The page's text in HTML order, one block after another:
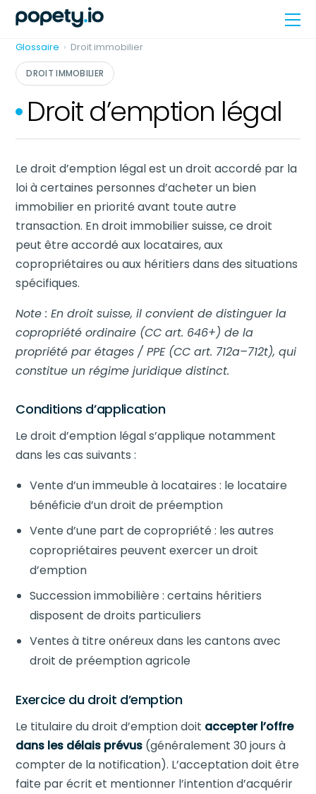
Skip
content
Glossaire › Droit immobilier
DROIT IMMOBILIER
Droit d’emption légal
Le droit d’emption légal est un droit accordé par la
loi à certaines personnes d’acheter un bien
immobilier en priorité avant toute autre
transaction. En droit immobilier suisse, ce droit
peut être accordé aux locataires, aux
copropriétaires ou aux héritiers dans des situations
spécifiques.
Note : En droit suisse, il convient de distinguer la
copropriété ordinaire (CC art. 646+) de la
propriété par étages / PPE (CC art. 712a–712t), qui
constitue un régime juridique distinct.
Conditions d’application
Le droit d’emption légal s’applique notamment
dans les cas suivants :
Vente d’un immeuble à locataires : le locataire
bénéficie d’un droit de préemption
Vente d’une part de copropriété : les autres
copropriétaires peuvent exercer un droit
d’emption
Succession immobilière : certains héritiers
disposent de droits particuliers
Ventes à titre onéreux dans les cantons avec
droit de préemption agricole
Exercice du droit d’emption
Le titulaire du droit d’emption doit accepter l’offre
dans les délais prévus (généralement 30 jours à
compter de la notification). L’acceptation doit être
faite par écrit et mentionner l’intention d’acquérir